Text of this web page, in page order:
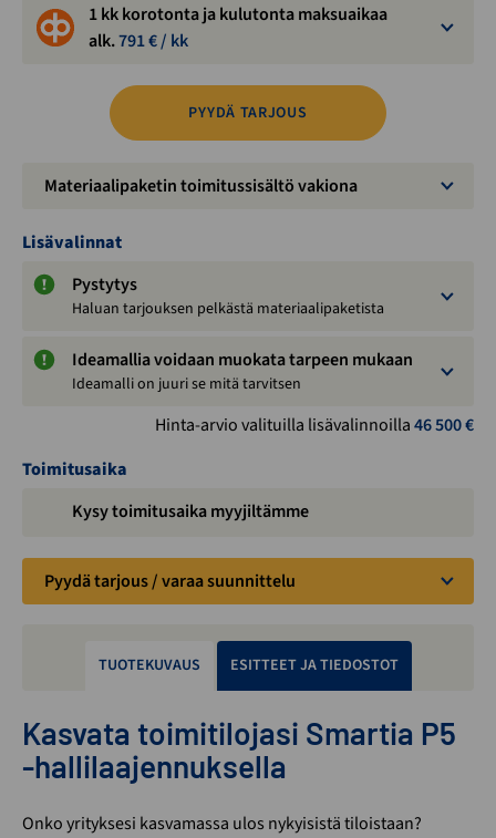
1 kk korotonta ja kulutonta maksuaikaa
alk.791€ / kk
PYYDÄ TARJOUS
Materiaalipaketin toimitussisältö vakiona
Lisävalinnat
Pystytys
Haluan tarjouksen pelkästä materiaalipaketista
Ideamallia voidaan muokata tarpeen mukaan
Ideamalli on juuri se mitä tarvitsen
Hinta-arvio valituilla lisävalinnoilla46 500€
Toimitusaika
Kysy toimitusaika myyjiltämme
Pyydä tarjous / varaa suunnittelu
TUOTEKUVAUS ESITTEET JA TIEDOSTOT
Kasvata toimitilojasi Smartia P5
-hallilaajennuksella
Onko yrityksesi kasvamassa ulos nykyisistä tiloistaan?